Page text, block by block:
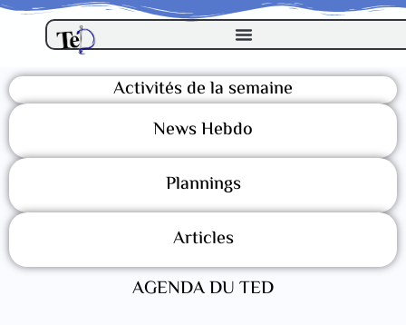
Activités de la semaine
News Hebdo
Plannings
Articles
AGENDA DU TED